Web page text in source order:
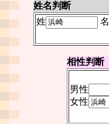
姓名判断
姓
名
相性判断
男性
女性